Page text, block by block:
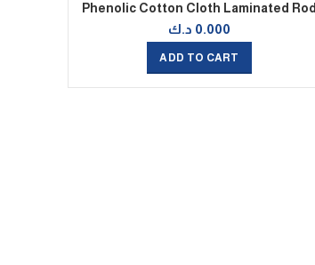
Phenolic Cotton Cloth Laminated Rod
0.000 د.ك
ADD TO CART